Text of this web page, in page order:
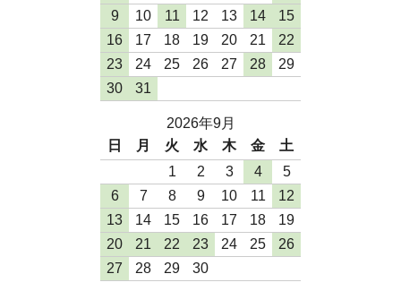
9
10 11 12 13 14
15
16
17 18 19 20 21
22
23
24 25 26 27 28
29
30
31
2026年9月
日
月 火 水 木 金
土
1
2 3 4
5
6
7 8 9 10 11
12
13
14 15 16 17 18
19
20
21 22 23 24 25
26
27
28 29 30